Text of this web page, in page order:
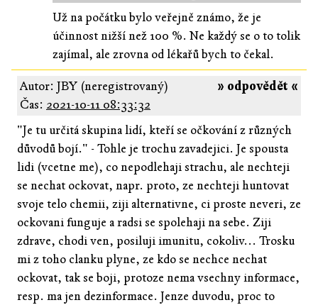
Už na počátku bylo veřejně známo, že je
účinnost nižší než 100 %. Ne každý se o to tolik
zajímal, ale zrovna od lékařů bych to čekal.
» odpovědět «
Autor: JBY (neregistrovaný)
Čas: 2021-10-11 08:33:32
"Je tu určitá skupina lidí, kteří se očkování z různých
důvodů bojí." - Tohle je trochu zavadejici. Je spousta
lidi (vcetne me), co nepodlehaji strachu, ale nechteji
se nechat ockovat, napr. proto, ze nechteji huntovat
svoje telo chemii, ziji alternativne, ci proste neveri, ze
ockovani funguje a radsi se spolehaji na sebe. Ziji
zdrave, chodi ven, posiluji imunitu, cokoliv... Trosku
mi z toho clanku plyne, ze kdo se nechce nechat
ockovat, tak se boji, protoze nema vsechny informace,
resp. ma jen dezinformace. Jenze duvodu, proc to